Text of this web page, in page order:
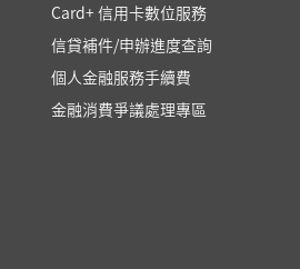
Card+ 信用卡數位服務
信貸補件/申辦進度查詢
個人金融服務手續費
金融消費爭議處理專區